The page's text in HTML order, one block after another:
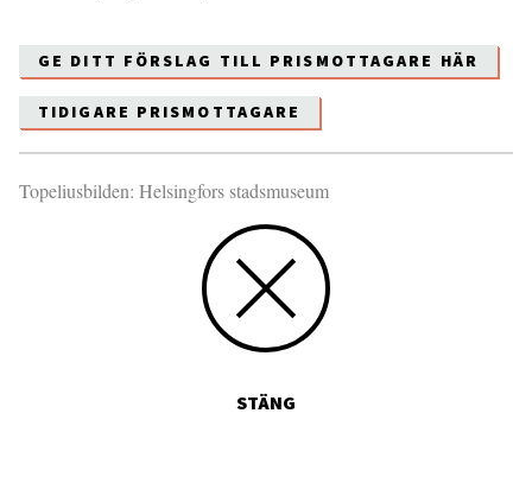
GE DITT FÖRSLAG TILL PRISMOTTAGARE HÄR
TIDIGARE PRISMOTTAGARE
Topeliusbilden: Helsingfors stadsmuseum
STÄNG